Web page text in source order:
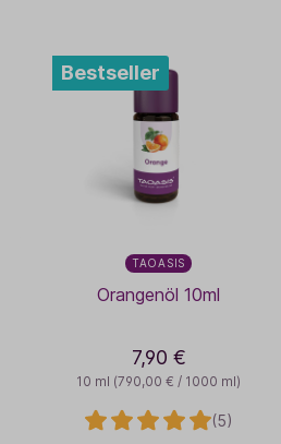
Bestseller
TAOASIS
Orangenöl 10ml
10 ml (790,00 € / 1000 ml)
7,90 €
(5)